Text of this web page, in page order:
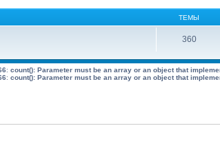
ТЕМЫ
360
: count(): Parameter must be an array or an object that
: count(): Parameter must be an array or an object that